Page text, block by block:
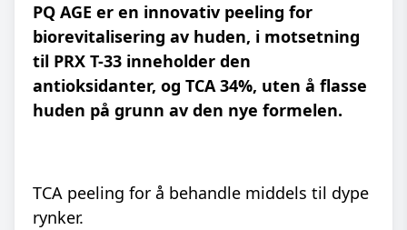
PQ AGE er en innovativ peeling for
biorevitalisering av huden, i motsetning
til PRX T-33 inneholder den
antioksidanter, og TCA 34%, uten å flasse
huden på grunn av den nye formelen.
TCA peeling for å behandle middels til dype
rynker.